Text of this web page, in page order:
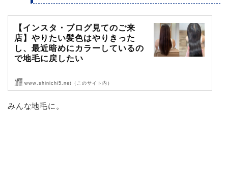
【インスタ・ブログ見てのご来
店】やりたい髪色はやりきった
し、最近暗めにカラーしているの
で地毛に戻したい
ブログとインスタグラムを見てご来店頂きました〜！
www.shinichi5.net（このサイト内）
みんな地毛に。